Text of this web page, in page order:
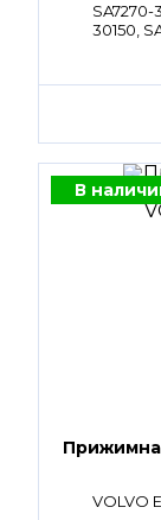
SA7270-
30150,
В
VOLVO